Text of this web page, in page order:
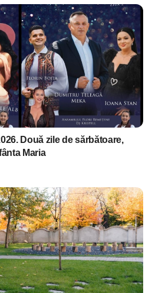
Două zile de sărbătoare,
Maria